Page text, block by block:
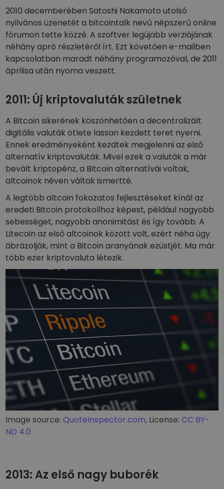
2010 decemberében Satoshi Nakamoto utolsó
nyilvános üzenetét a bitcointalk nevű népszerű online
fórumon tette közzé. A szoftver legújabb verziójának
néhány apró részletéről írt. Ezt követően e-mailben
kapcsolatban maradt néhány programozóval, de 2011
áprilisa után nyoma veszett.
2011: Új kriptovaluták születnek
A Bitcoin sikerének köszönhetően a decentralizált
digitális valuták ötlete lassan kezdett teret nyerni.
Ennek eredményeként kezdtek megjelenni az első
alternatív kriptovaluták. Mivel ezek a valuták a már
bevált kriptopénz, a Bitcoin alternatívái voltak,
altcoinok néven váltak ismertté.
A legtöbb altcoin fokozatos fejlesztéseket kínál az
eredeti Bitcoin protokollhoz képest, például nagyobb
sebességet, nagyobb anonimitást és így tovább. A
Litecoin az első altcoinok között volt, ezért néha úgy
ábrázolják, mint a Bitcoin aranyának ezüstjét. Ma már
több ezer kriptovaluta létezik.
Image source:QuoteInspector.com, License:CC BY-
ND 4.0
2013: Az első nagy buborék